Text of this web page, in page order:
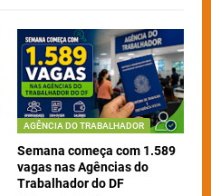
AGÊNCIA DO TRABALHADOR
Semana começa com 1.589
vagas nas Agências do
Trabalhador do DF